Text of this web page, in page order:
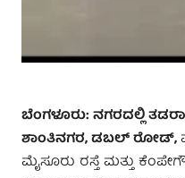
ಬೆಂಗಳೂರು: ನಗರದಲ್ಲಿ
ಶಾಂತಿನಗರ, ಡಬಲ್‌ ರೋಡ್‌,
ಮೈಸೂರು ರಸ್ತೆ ಮತ್ತು